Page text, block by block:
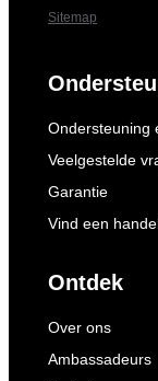
Sitemap
Ondersteuning
Veelgestelde
Garantie
Vind een
Ontdek
Over ons
Ambassadeurs